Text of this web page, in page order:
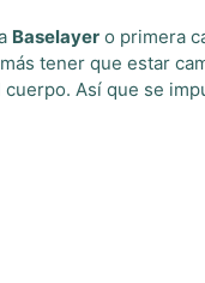
Baselayer o primera
tener que estar
Así que se